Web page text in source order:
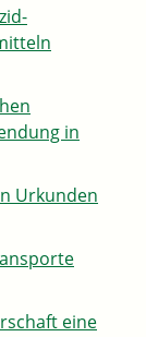
in
Urkunden
eine